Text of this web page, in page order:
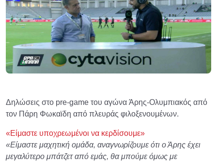
Δηλώσεις στο pre-game του αγώνα Άρης-Ολυμπιακός από
τον Πάρη Φωκαϊδη από πλευράς φιλοξενουμένων.
«Είμαστε υποχρεωμένοι να κερδίσουμε»
«Είμαστε μαχητική ομάδα, αναγνωρίζουμε ότι ο Άρης έχει
μεγαλύτερο μπάτζετ από εμάς, θα μπούμε όμως με